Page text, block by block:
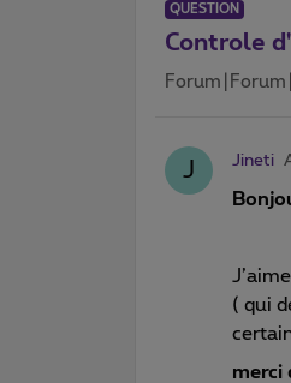
QUESTION
Controle
J Jineti
( qui
merci